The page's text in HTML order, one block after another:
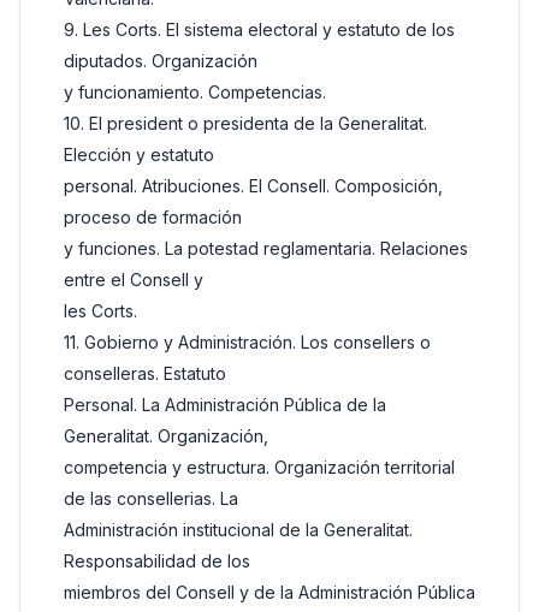
9. Les Corts. El sistema electoral y estatuto de los
diputados. Organización
y funcionamiento. Competencias.
10. El president o presidenta de la Generalitat.
Elección y estatuto
personal. Atribuciones. El Consell. Composición,
proceso de formación
y funciones. La potestad reglamentaria. Relaciones
entre el Consell y
les Corts.
11. Gobierno y Administración. Los consellers o
conselleras. Estatuto
Personal. La Administración Pública de la
Generalitat. Organización,
competencia y estructura. Organización territorial
de las consellerias. La
Administración institucional de la Generalitat.
Responsabilidad de los
miembros del Consell y de la Administración Pública